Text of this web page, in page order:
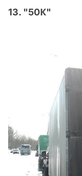
13. "50К"